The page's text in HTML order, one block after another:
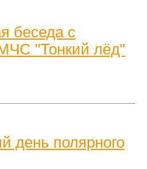
беседа с
"Тонкий лёд"
день полярного